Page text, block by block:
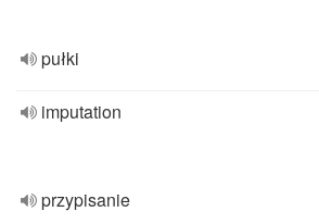
pułki
imputation
przypisanie